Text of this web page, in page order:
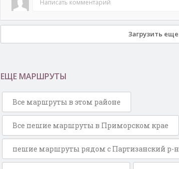
Написать комментарий
Загрузить еще
ЕЩЕ МАРШРУТЫ
Все маршруты в этом районе
Все пешие маршруты в Приморском крае
пешие маршруты рядом с Партизанский р-н